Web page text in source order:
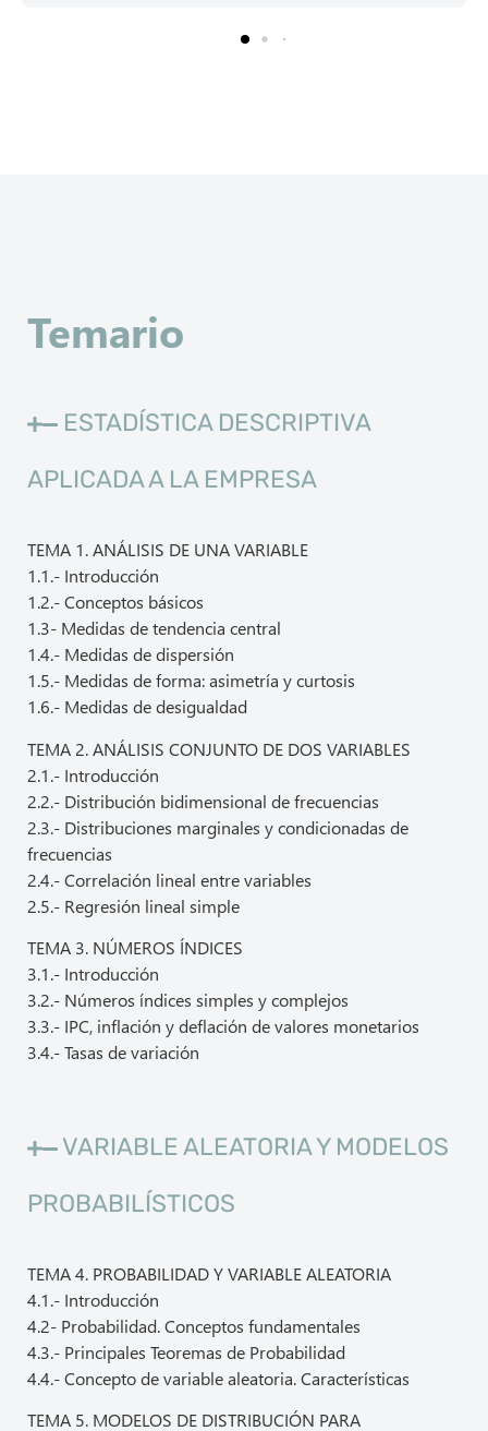
Temario
ESTADÍSTICA DESCRIPTIVA
APLICADA A LA EMPRESA
TEMA 1. ANÁLISIS DE UNA VARIABLE
1.1.- Introducción
1.2.- Conceptos básicos
1.3- Medidas de tendencia central
1.4.- Medidas de dispersión
1.5.- Medidas de forma: asimetría y curtosis
1.6.- Medidas de desigualdad
TEMA 2. ANÁLISIS CONJUNTO DE DOS VARIABLES
2.1.- Introducción
2.2.- Distribución bidimensional de frecuencias
2.3.- Distribuciones marginales y condicionadas de
frecuencias
2.4.- Correlación lineal entre variables
2.5.- Regresión lineal simple
TEMA 3. NÚMEROS ÍNDICES
3.1.- Introducción
3.2.- Números índices simples y complejos
3.3.- IPC, inflación y deflación de valores monetarios
3.4.- Tasas de variación
VARIABLE ALEATORIA Y MODELOS
PROBABILÍSTICOS
TEMA 4. PROBABILIDAD Y VARIABLE ALEATORIA
4.1.- Introducción
4.2- Probabilidad. Conceptos fundamentales
4.3.- Principales Teoremas de Probabilidad
4.4.- Concepto de variable aleatoria. Características
TEMA 5. MODELOS DE DISTRIBUCIÓN PARA